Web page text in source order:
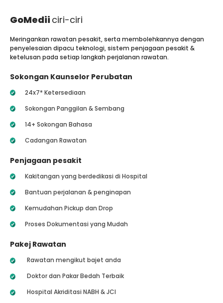
GoMedii ciri-ciri
Meringankan rawatan pesakit, serta membolehkannya dengan
penyelesaian dipacu teknologi, sistem penjagaan pesakit &
ketelusan pada setiap langkah perjalanan rawatan.
Sokongan Kaunselor Perubatan
24x7* Ketersediaan
Sokongan Panggilan & Sembang
14+ Sokongan Bahasa
Cadangan Rawatan
Penjagaan pesakit
Kakitangan yang berdedikasi di Hospital
Bantuan perjalanan & penginapan
Kemudahan Pickup dan Drop
Proses Dokumentasi yang Mudah
Pakej Rawatan
Rawatan mengikut bajet anda
Doktor dan Pakar Bedah Terbaik
Hospital Akriditasi NABH & JCI